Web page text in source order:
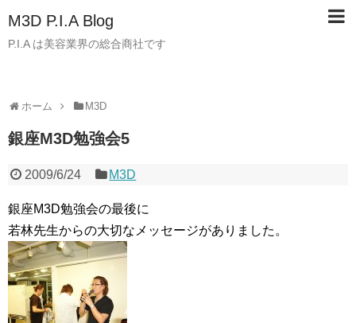
M3D P.I.A Blog
P.I.A は美容業界の総合商社です
ホーム M3D
銀座M3D勉強会5
2009/6/24 M3D
銀座M3D勉強会の最後に
若林先生からの大切なメッセージがありました。